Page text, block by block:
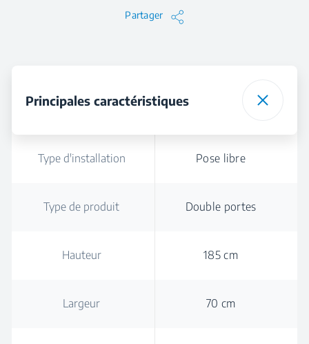
Partager
Principales caractéristiques
Type d'installation Pose libre
Type de produit Double portes
Hauteur 185 cm
Largeur 70 cm